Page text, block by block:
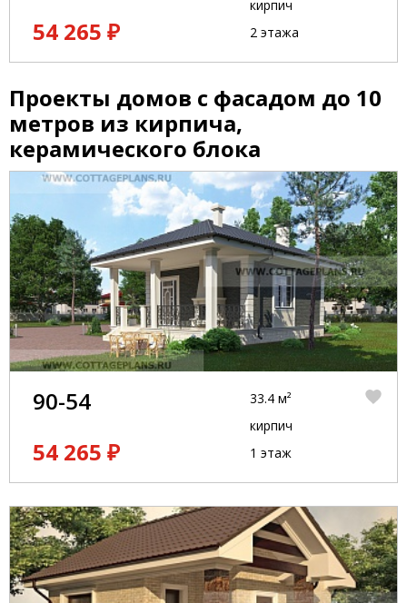
54 265 ₽
кирпич
2 этажа
Проекты домов с фасадом до 10
метров из кирпича,
керамического блока
90-54
54 265 ₽
33.4 м²
кирпич
1 этаж